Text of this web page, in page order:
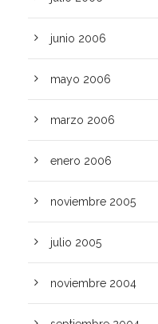
junio 2006
mayo 2006
marzo 2006
enero 2006
noviembre 2005
julio 2005
noviembre 2004